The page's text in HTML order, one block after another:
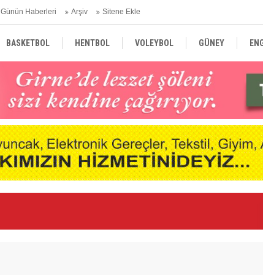
Günün Haberleri Arşiv Sitene Ekle
BASKETBOL HENTBOL VOLEYBOL GÜNEY
AVRUPA DÜNYA